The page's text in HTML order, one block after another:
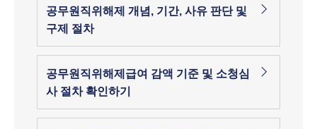
공무원직위해제 개념, 기간, 사유 판단 및
구제 절차
공무원직위해제급여 감액 기준 및 소청심
사 절차 확인하기